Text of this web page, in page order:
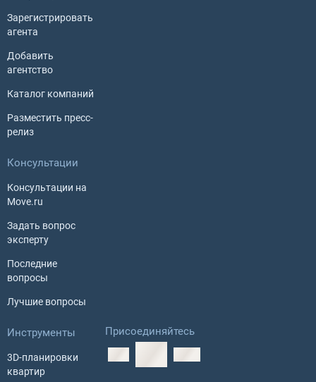
Зарегистрировать
агента
Добавить
агентство
Каталог компаний
Разместить пресс-
релиз
Консультации
Консультации на
Move.ru
Задать вопрос
эксперту
Последние
вопросы
Лучшие вопросы
Инструменты
3D-планировки
квартир
Присоединяйтесь